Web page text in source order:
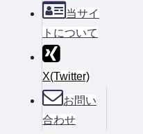
当サイ
トについて
X(Twitter)
お問い
合わせ